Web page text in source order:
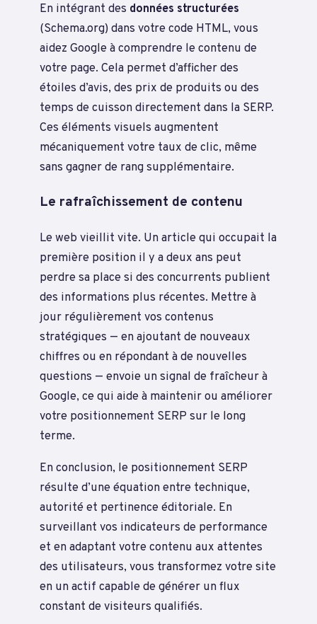
En intégrant des données structurées
(Schema.org) dans votre code HTML, vous
aidez Google à comprendre le contenu de
votre page. Cela permet d’afficher des
étoiles d’avis, des prix de produits ou des
temps de cuisson directement dans la SERP.
Ces éléments visuels augmentent
mécaniquement votre taux de clic, même
sans gagner de rang supplémentaire.
Le rafraîchissement de contenu
Le web vieillit vite. Un article qui occupait la
première position il y a deux ans peut
perdre sa place si des concurrents publient
des informations plus récentes. Mettre à
jour régulièrement vos contenus
stratégiques — en ajoutant de nouveaux
chiffres ou en répondant à de nouvelles
questions — envoie un signal de fraîcheur à
Google, ce qui aide à maintenir ou améliorer
votre positionnement SERP sur le long
terme.
En conclusion, le positionnement SERP
résulte d’une équation entre technique,
autorité et pertinence éditoriale. En
surveillant vos indicateurs de performance
et en adaptant votre contenu aux attentes
des utilisateurs, vous transformez votre site
en un actif capable de générer un flux
constant de visiteurs qualifiés.